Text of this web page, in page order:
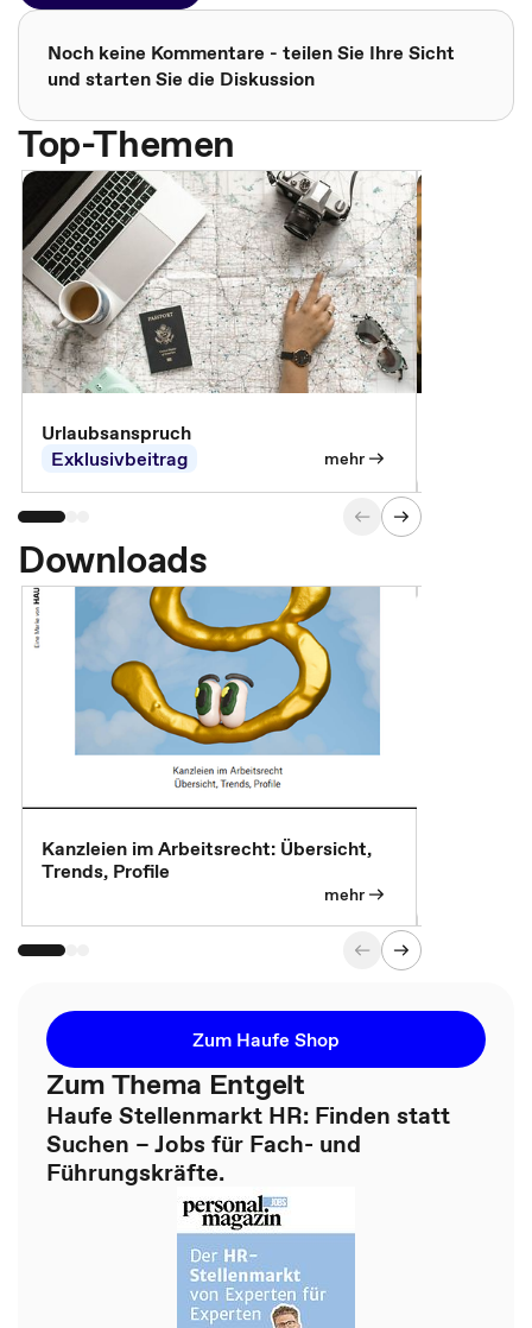
Noch keine Kommentare - teilen Sie Ihre Sicht
und starten Sie die Diskussion
Top-Themen
Urlaubsanspruch
Exklusivbeitrag
mehr
Downloads
Kanzleien im Arbeitsrecht: Übersicht,
Trends, Profile
mehr
Zum Haufe Shop
Zum Thema Entgelt
Haufe Stellenmarkt HR: Finden statt
Suchen – Jobs für Fach- und
Führungskräfte.